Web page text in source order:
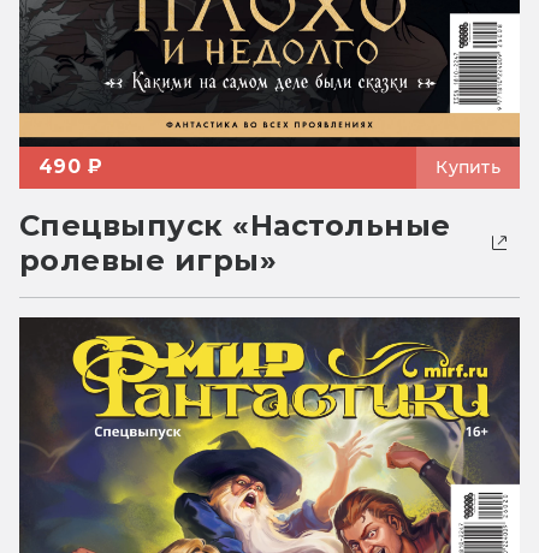
490 ₽ Купить
Спецвыпуск «Настольные
ролевые игры»